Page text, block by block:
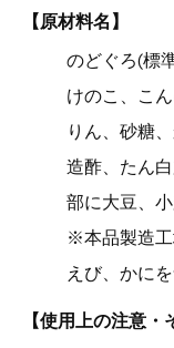
【原材料名】
のどぐろ(標
けのこ、こ
りん、砂糖
造酢、たん
部に大豆、
※本品製造工
えび、かに
【使用上の注意・